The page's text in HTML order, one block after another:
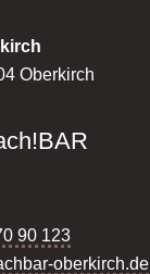
Oberkirch
90 123
oberkirch.de